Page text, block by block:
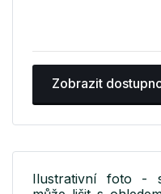
Zobrazit
Ilustrativní foto -